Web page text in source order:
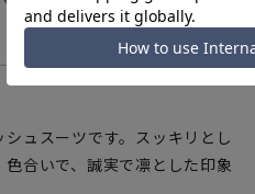
ュスーツです。スッキリとし
合いで、誠実で凛とした印象